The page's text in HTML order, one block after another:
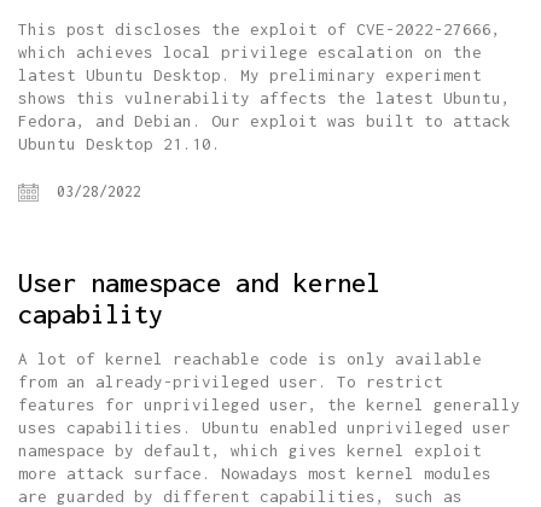
This post discloses the exploit of CVE-2022-27666,
which achieves local privilege escalation on the
latest Ubuntu Desktop. My preliminary experiment
shows this vulnerability affects the latest Ubuntu,
Fedora, and Debian. Our exploit was built to attack
Ubuntu Desktop 21.10.
03/28/2022
User namespace and kernel
capability
A lot of kernel reachable code is only available
from an already-privileged user. To restrict
features for unprivileged user, the kernel generally
uses capabilities. Ubuntu enabled unprivileged user
namespace by default, which gives kernel exploit
more attack surface. Nowadays most kernel modules
are guarded by different capabilities, such as